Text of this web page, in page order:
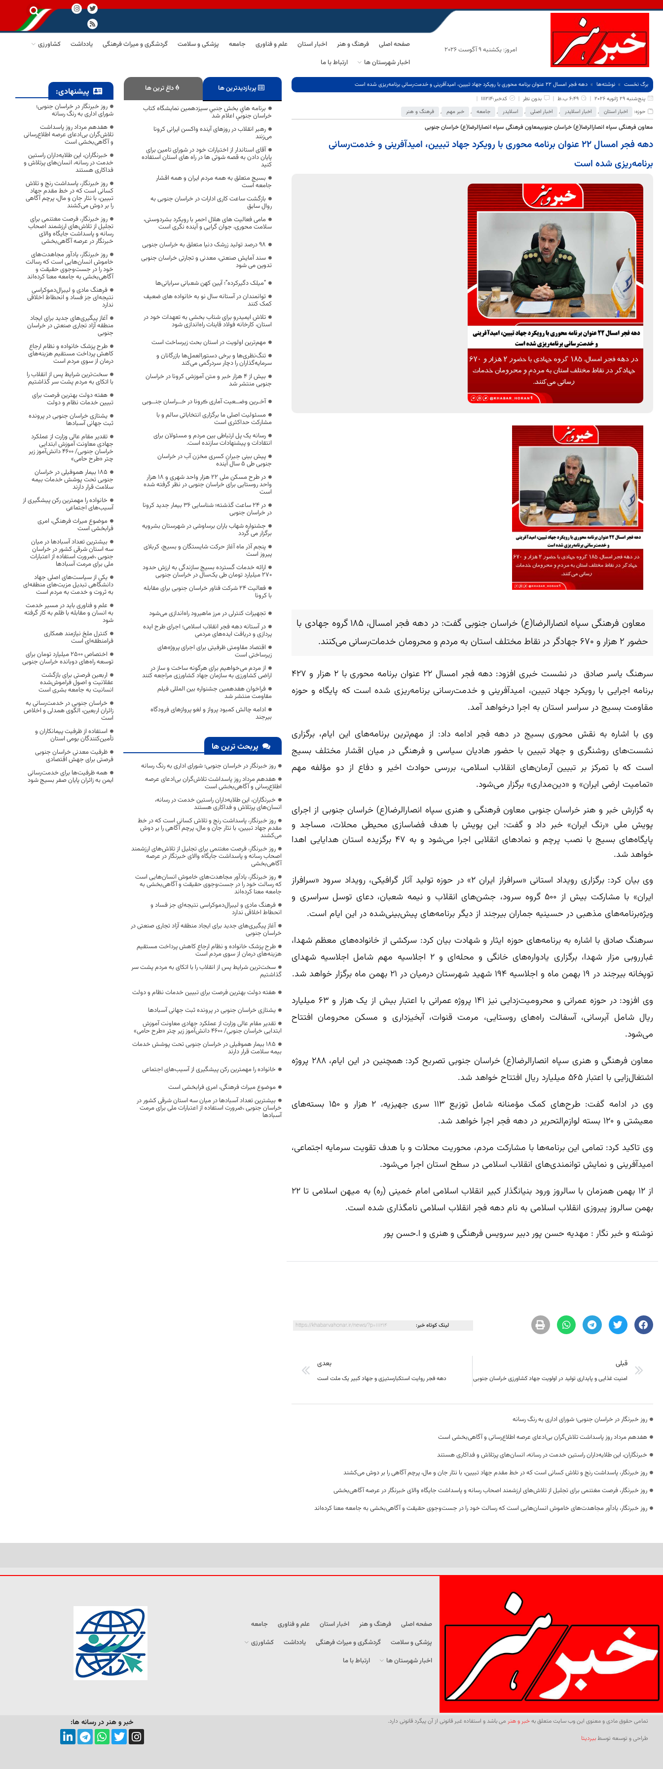
امروز: یکشنبه 9 آگوست 2026
صفحه اصلی فرهنگ و هنر اخبار استان علم و فناوری جامعه پزشکی و سلامت گردشگری و میراث فرهنگی یادداشت
کشاورزی
اخبار شهرستان ها
ارتباط با ما
برگ نخست نوشته‌ها
دهه فجر امسال ۲۲ عنوان برنامه محوری با رویکرد جهاد تبیین، امیدآفرینی و خدمت‌رسانی برنامه‌ریزی شده است
پنج‌شنبه 29 ژانویه 2026
6:49 ب.ظ بدون نظر
کدخبر:111214
حوزه:
اخبار استان , اخبار اسلایدر , اخبار اصلی , اسلایدر , جامعه , خبر مهم , فرهنگ و هنر
معاون فرهنگی سپاه انصارالرضا(ع) خراسان جنوبیمعاون فرهنگی سپاه انصارالرضا(ع) خراسان جنوبی
دهه فجر امسال ۲۲ عنوان برنامه محوری با رویکرد جهاد تبیین، امیدآفرینی و خدمت‌رسانی
برنامه‌ریزی شده است
معاون فرهنگی سپاه انصارالرضا(ع) خراسان جنوبی گفت: در دهه فجر امسال، ۱۸۵ گروه جهادی با
حضور ۲ هزار و ۶۷۰ جهادگر در نقاط مختلف استان به مردم و محرومان خدمات‌رسانی می‌کنند.
سرهنگ یاسر صادق در نشست خبری افزود: دهه فجر امسال ۲۲ عنوان برنامه محوری با ۲ هزار و ۴۲۷
برنامه اجرایی با رویکرد جهاد تبیین، امیدآفرینی و خدمت‌رسانی برنامه‌ریزی شده است که پایگاه و حوزه
مقاومت بسیج در سراسر استان به اجرا درخواهد آمد.
وی با اشاره به نقش محوری بسیج در دهه فجر ادامه داد: از مهم‌ترین برنامه‌های این ایام، برگزاری
نشست‌های روشنگری و جهاد تبیین با حضور هادیان سیاسی و فرهنگی در میان اقشار مختلف بسیج
است که با تمرکز بر تبیین آرمان‌های انقلاب اسلامی، بررسی حوادث اخیر و دفاع از دو مؤلفه مهم
«تمامیت ارضی ایران» و «دین‌مداری» برگزار می‌شود.
به گزارش خبر و هنر خراسان جنوبی معاون فرهنگی و هنری سپاه انصارالرضا(ع) خراسان جنوبی از اجرای
پویش ملی «رنگ ایران» خبر داد و گفت: این پویش با هدف فضاسازی محیطی محلات، مساجد و
پایگاه‌های بسیج با نصب پرچم و نمادهای انقلابی اجرا می‌شود و به ۴۷ برگزیده استان هدایایی اهدا
خواهد شد.
وی بیان کرد: برگزاری رویداد استانی «سرافراز ایران ۲» در حوزه تولید آثار گرافیکی، رویداد سرود «سرافراز
ایران» با مشارکت بیش از ۵۰۰ گروه سرود، جشن‌های انقلاب و نیمه شعبان، دعای توسل سراسری و
ویژه‌برنامه‌های مذهبی در حسینیه جماران بیرجند از دیگر برنامه‌های پیش‌بینی‌شده در این ایام است.
سرهنگ صادق با اشاره به برنامه‌های حوزه ایثار و شهادت بیان کرد: سرکشی از خانواده‌های معظم شهدا،
غبارروبی مزار شهدا، برگزاری یادواره‌های خانگی و محله‌ای و ۲ اجلاسیه مهم شامل اجلاسیه شهدای
توپخانه بیرجند در ۱۹ بهمن ماه و اجلاسیه ۱۹۴ شهید شهرستان درمیان در ۲۱ بهمن ماه برگزار خواهد شد.
وی افزود: در حوزه عمرانی و محرومیت‌زدایی نیز ۱۴۱ پروژه عمرانی با اعتبار بیش از یک هزار و ۶۳ میلیارد
ریال شامل آبرسانی، آسفالت راه‌های روستایی، مرمت قنوات، آبخیزداری و مسکن محرومان افتتاح
می‌شود.
معاون فرهنگی و هنری سپاه انصارالرضا(ع) خراسان جنوبی تصریح کرد: همچنین در این ایام، ۲۸۸ پروژه
اشتغال‌زایی با اعتبار ۵۶۵ میلیارد ریال افتتاح خواهد شد.
وی در ادامه گفت: طرح‌های کمک مؤمنانه شامل توزیع ۱۱۳ سری جهیزیه، ۲ هزار و ۱۵۰ بسته‌های
معیشتی و ۱۲۰ بسته لوازم‌التحریر در دهه فجر اجرا خواهد شد.
وی تاکید کرد: تمامی این برنامه‌ها با مشارکت مردم، محوریت محلات و با هدف تقویت سرمایه اجتماعی،
امیدآفرینی و نمایش توانمندی‌های انقلاب اسلامی در سطح استان اجرا می‌شود.
از ۱۲ بهمن همزمان با سالروز ورود بنیانگذار کبیر انقلاب اسلامی امام خمینی (ره) به میهن اسلامی تا ۲۲
بهمن سالروز پیروزی انقلاب اسلامی به نام دهه فجر انقلاب اسلامی نامگذاری شده است.
نوشته و خبر نگار : مهدیه حسن پور دبیر سرویس فرهنگی و هنری و ا.حسن پور
لینک کوتاه خبر: https://khabarvahonar.ir/news/?p=111214
قبلی
امنیت غذایی و پایداری تولید در اولویت جهاد کشاورزی خراسان جنوبی
بعدی
دهه فجر روایت استکبارستیزی و جهاد کبیر یک ملت است
روز خبرنگار در خراسان جنوبی؛ شورای اداری به رنگ رسانه
هفدهم مرداد روز پاسداشت تلاش‌گران بی‌ادعای عرصه اطلاع‌رسانی و آگاهی‌بخشی است
خبرنگاران، این طلایه‌داران راستین خدمت در رسانه، انسان‌های پرتلاش و فداکاری هستند
روز خبرنگار، پاسداشت رنج و تلاش کسانی است که در خط مقدم جهاد تبیین، با نثار جان و مال، پرچم آگاهی را بر دوش می‌کشند
روز خبرنگار، فرصت مغتنمی برای تجلیل از تلاش‌های ارزشمند اصحاب رسانه و پاسداشت جایگاه والای خبرنگار در عرصه آگاهی‌بخشی
روز خبرنگار، یادآور مجاهدت‌های خاموش انسان‌هایی است که رسالت خود را در جست‌وجوی حقیقت و آگاهی‌بخشی به جامعه معنا کرده‌اند
پربازدیدترین ها داغ ترین ها
برنامه هاي بخش جنبي سيزدهمين نمايشگاه كتاب
خراسان جنوبي اعلام شد
رهبر انقلاب در روزهای آینده واکسن ایرانی کرونا
می‌زنند
آقای استاندار از اختیارات خود در شورای تامین برای
پایان دادن به قصه شوتی ها در راه های استان استفاده
کنید
بسیج متعلق به همه مردم ایران و همه اقشار
جامعه است
بازگشت ساعت کاری ادارات در خراسان جنوبی به
روال سابق
مامی فعالیت های هلال احمر با رویکرد بشردوستی،
سلامت محوری، جوان گرایی و آینده نگری است
۹۸ درصد تولید زرشک دنیا متعلق به خراسان جنوبی
سند آمایش صنعتی، معدنی و تجارتی خراسان جنوبی
تدوین می شود
“میلک دگیرکرده”؛ آیین کهن شعبانی سرایانی‌ها
توانمندان در آستانه سال نو به خانواده های ضعیف
کمک کنند
تلاش ایمیدرو برای شتاب بخشی به تعهدات خود در
استان، کارخانه فولاد قاینات راه‌اندازی شود
مهم‌ترین اولویت در استان بحث زیرساخت است
تنگ‌نظری‌ها و برخی دستورالعمل‌ها بازرگانان و
سرمایه‌گذاران را دچار سردرگمی می‌کند
بیش از ۴ هزار خبر و متن آموزشی کرونا در خراسان
جنوبی منتشر شد
آخـرین وضــعیت آماری ڪرونا در خــراسان جنــوبی
مسئولیت اصلی ما برگزاری انتخاباتی سالم و با
مشارکت حداکثری است
رسانه یک پل ارتباطی بین مردم و مسئولان برای
انتقادات و پیشنهادات سازنده است.
پیش بینی جبران کسری مخزن آب در خراسان
جنوبی طی 5 سال آینده
در طرح مسکن ملی ۲۲ هزار واحد شهری و ۱۸ هزار
واحد روستایی برای خراسان جنوبی در نظر گرفته شده
است
در 24 ساعت گذشته؛ شناسایی 36 بیمار جدید کرونا
در خراسان جنوبی
جشنواره شهاب باران برساوشی در شهرستان بشرویه
برگزار می گردد
پنجم آذر ماه آغاز حرکت شایستگان و بسیج، کربلای
پیروز است
ارائه خدمات گسترده بسیج سازندگی به ارزش حدود
۲۷۰ میلیارد تومان طی یک‌سال در خراسان جنوبی
فعالیت ۲۴ شرکت فناور خراسان جنوبی برای مقابله
با کرونا
تجهیزات کنترلی در مرز ماهیرود راه‌اندازی می‌شود
در آستانه دهه فجر انقلاب اسلامی؛ اجرای طرح ایده
پردازی و دریافت ایده‌های مردمی
اقتصاد مقاومتی ظرفیتی برای اجرای پروژه‌های
زیرساختی است
از مردم می‌خواهیم برای هرگونه ساخت و ساز در
اراضی کشاورزی به سازمان جهاد کشاورزی مراجعه کنند
فراخوان هفدهمین جشنواره بین المللی فیلم
مقاومت منتشر شد
ادامه چالش کمبود پرواز و لغو پروازهای فرودگاه
بیرجند
پربحث ترین ها
روز خبرنگار در خراسان جنوبی؛ شورای اداری به رنگ رسانه
هفدهم مرداد روز پاسداشت تلاش‌گران بی‌ادعای عرصه
اطلاع‌رسانی و آگاهی‌بخشی است
خبرنگاران، این طلایه‌داران راستین خدمت در رسانه،
انسان‌های پرتلاش و فداکاری هستند
روز خبرنگار، پاسداشت رنج و تلاش کسانی است که در خط
مقدم جهاد تبیین، با نثار جان و مال، پرچم آگاهی را بر دوش
می‌کشند
روز خبرنگار، فرصت مغتنمی برای تجلیل از تلاش‌های ارزشمند
اصحاب رسانه و پاسداشت جایگاه والای خبرنگار در عرصه
آگاهی‌بخشی
روز خبرنگار، یادآور مجاهدت‌های خاموش انسان‌هایی است
که رسالت خود را در جست‌وجوی حقیقت و آگاهی‌بخشی به
جامعه معنا کرده‌اند
فرهنگ مادی و لیبرال‌دموکراسی نتیجه‌ای جز فساد و
انحطاط اخلاقی ندارد
آغاز پیگیری‌های جدید برای ایجاد منطقه آزاد تجاری صنعتی در
خراسان جنوبی
طرح پزشک خانواده و نظام ارجاع کاهش پرداخت مستقیم
هزینه‌های درمان از سوی مردم است
سخت‌ترین شرایط پس از انقلاب را با اتکای به مردم پشت سر
گذاشتیم
هفته دولت بهترین فرصت برای تبیین خدمات نظام و دولت
یشتازی خراسان جنوبی در پرونده ثبت جهانی آسبادها
تقدیر مقام عالی وزارت از عملکرد جهادی معاونت آموزش
ابتدایی خراسان جنوبی/ ۴۶۰۰ دانش‌آموز زیر چتر «طرح حامی»
۱۸۵ بیمار هموفیلی در خراسان جنوبی تحت پوشش خدمات
بیمه سلامت قرار دارند
خانواده را مهمترین رکن پیشگیری از آسیب‌های اجتماعی
موضوع میراث فرهنگی، امری فرابخشی است
بیشترین تعداد آسبادها در میان سه استان شرقی کشور در
خراسان جنوبی ،ضرورت استفاده از اعتبارات ملی برای مرمت
آسبادها
پیشنهادی:
روز خبرنگار در خراسان جنوبی؛
شورای اداری به رنگ رسانه
هفدهم مرداد روز پاسداشت
تلاش‌گران بی‌ادعای عرصه اطلاع‌رسانی
و آگاهی‌بخشی است
خبرنگاران، این طلایه‌داران راستین
خدمت در رسانه، انسان‌های پرتلاش و
فداکاری هستند
روز خبرنگار، پاسداشت رنج و تلاش
کسانی است که در خط مقدم جهاد
تبیین، با نثار جان و مال، پرچم آگاهی
را بر دوش می‌کشند
روز خبرنگار، فرصت مغتنمی برای
تجلیل از تلاش‌های ارزشمند اصحاب
رسانه و پاسداشت جایگاه والای
خبرنگار در عرصه آگاهی‌بخشی
روز خبرنگار، یادآور مجاهدت‌های
خاموش انسان‌هایی است که رسالت
خود را در جست‌وجوی حقیقت و
آگاهی‌بخشی به جامعه معنا کرده‌اند
فرهنگ مادی و لیبرال‌دموکراسی
نتیجه‌ای جز فساد و انحطاط اخلاقی
ندارد
آغاز پیگیری‌های جدید برای ایجاد
منطقه آزاد تجاری صنعتی در خراسان
جنوبی
طرح پزشک خانواده و نظام ارجاع
کاهش پرداخت مستقیم هزینه‌های
درمان از سوی مردم است
سخت‌ترین شرایط پس از انقلاب را
با اتکای به مردم پشت سر گذاشتیم
هفته دولت بهترین فرصت برای
تبیین خدمات نظام و دولت
یشتازی خراسان جنوبی در پرونده
ثبت جهانی آسبادها
تقدیر مقام عالی وزارت از عملکرد
جهادی معاونت آموزش ابتدایی
خراسان جنوبی/ ۴۶۰۰ دانش‌آموز زیر
چتر «طرح حامی»
۱۸۵ بیمار هموفیلی در خراسان
جنوبی تحت پوشش خدمات بیمه
سلامت قرار دارند
خانواده را مهمترین رکن پیشگیری از
آسیب‌های اجتماعی
موضوع میراث فرهنگی، امری
فرابخشی است
بیشترین تعداد آسبادها در میان
سه استان شرقی کشور در خراسان
جنوبی ،ضرورت استفاده از اعتبارات
ملی برای مرمت آسبادها
یکی از سیاست‌های اصلی جهاد
دانشگاهی تبدیل مزیت‌های منطقه‌ای
به ثروت و خدمت به مردم است
علم و فناوری باید در مسیر خدمت
به انسان و مقابله با ظلم به کار گرفته
شود
کنترل ملخ نیازمند همکاری
فرامنطقه‌ای است
اختصاص 2500 میلیارد تومان برای
توسعه راه‌های دوبانده خراسان جنوبی
اربعین فرصتی برای بازگشت
عقلانیت و اصول فراموش‌شده
انسانیت به جامعه بشری است
خراسان جنوبی در خدمت‌رسانی به
زائران اربعین، الگوی همدلی و اخلاص
است
استفاده از ظرفیت پیمانکاران و
تأمین‌کنندگان بومی استان
ظرفیت معدنی خراسان جنوبی
فرصتی برای جهش اقتصادی
همه ظرفیت‌ها برای خدمت‌رسانی
ایمن به زائران پایان صفر بسیج شود
صفحه اصلی فرهنگ و هنر اخبار استان علم و فناوری
جامعه
پزشکی و سلامت
گردشگری و میراث فرهنگی یادداشت
کشاورزی
اخبار شهرستان ها
ارتباط با ما
تمامی حقوق مادی و معنوی این وب سایت متعلق بهخبر و هنر می باشد و استفاده غیر قانونی از آن پیگرد قانونی دارد.
طراحی و توسعه توسطبیردیتا
خبر و هنر در رسانه ها: